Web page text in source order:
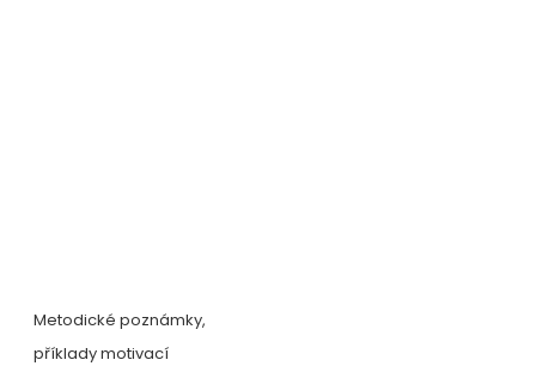
Metodické poznámky,
příklady motivací